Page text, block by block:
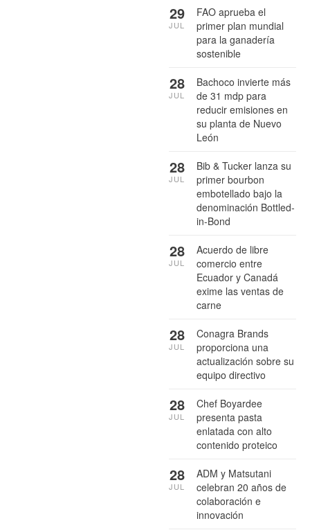
FAO aprueba el
primer plan mundial
para la ganadería
sostenible
29
JUL
Bachoco invierte más
de 31 mdp para
reducir emisiones en
su planta de Nuevo
León
28
JUL
Bib & Tucker lanza su
primer bourbon
embotellado bajo la
denominación Bottled-
in-Bond
28
JUL
Acuerdo de libre
comercio entre
Ecuador y Canadá
exime las ventas de
carne
28
JUL
Conagra Brands
proporciona una
actualización sobre su
equipo directivo
28
JUL
Chef Boyardee
presenta pasta
enlatada con alto
contenido proteico
28
JUL
ADM y Matsutani
celebran 20 años de
colaboración e
innovación
28
JUL